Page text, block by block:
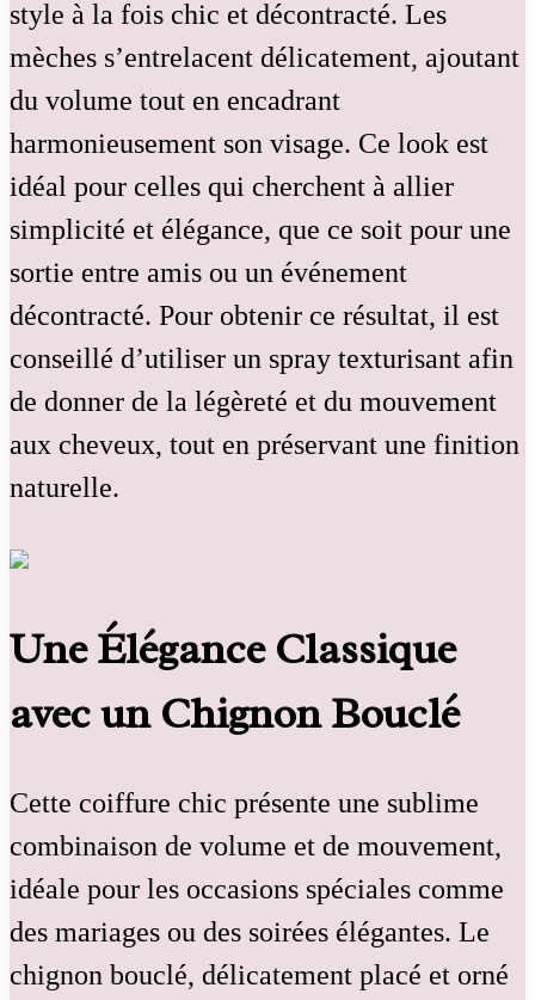
style à la fois chic et décontracté. Les
mèches s’entrelacent délicatement, ajoutant
du volume tout en encadrant
harmonieusement son visage. Ce look est
idéal pour celles qui cherchent à allier
simplicité et élégance, que ce soit pour une
sortie entre amis ou un événement
décontracté. Pour obtenir ce résultat, il est
conseillé d’utiliser un spray texturisant afin
de donner de la légèreté et du mouvement
aux cheveux, tout en préservant une finition
naturelle.
Une Élégance Classique
avec un Chignon Bouclé
Cette coiffure chic présente une sublime
combinaison de volume et de mouvement,
idéale pour les occasions spéciales comme
des mariages ou des soirées élégantes. Le
chignon bouclé, délicatement placé et orné